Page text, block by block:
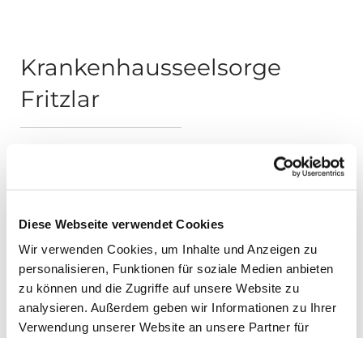
Diese Webseite verwendet Cookies
Wir verwenden Cookies, um Inhalte und Anzeigen zu
personalisieren, Funktionen für soziale Medien anbieten
zu können und die Zugriffe auf unsere Website zu
analysieren. Außerdem geben wir Informationen zu Ihrer
Verwendung unserer Website an unsere Partner für
Krankenhausseelsorge
Fritzlar
Hospital zum Heiligen
Geist
Gemeindereferent
Am Hospital 6
34560 Fritzlar
Telefon: 05626 / 877770